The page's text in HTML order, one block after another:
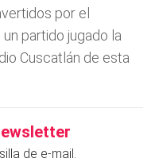
por el
partido jugado la
Cuscatlán de esta
de e-mail.